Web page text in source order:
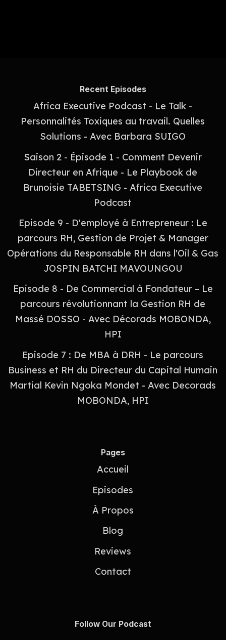
Recent Episodes
Africa Executive Podcast - Le Talk -
Personnalités Toxiques au travail. Quelles
Solutions - Avec Barbara SUIGO
Saison 2 - Épisode 1 - Comment Devenir
Directeur en Afrique - Le Playbook de
Brunoisie TABETSING - Africa Executive
Podcast
Episode 9 - D'employé à Entrepreneur : Le
parcours RH, Gestion de Projet & Manager
Opérations du Responsable RH dans l'Oil & Gas
JOSPIN BATCHI MAVOUNGOU
Episode 8 - De Commercial à Fondateur – Le
parcours révolutionnant la Gestion RH de
Massé DOSSO - Avec Décorads MOBONDA,
HPI
Episode 7 : De MBA à DRH - Le parcours
Business et RH du Directeur du Capital Humain
Martial Kevin Ngoka Mondet - Avec Decorads
MOBONDA, HPI
Pages
Accueil
Episodes
À Propos
Blog
Reviews
Contact
Follow Our Podcast